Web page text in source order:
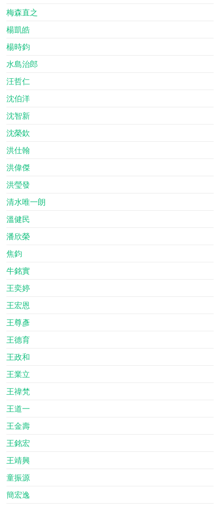
梅森直之
楊凱皓
楊時鈞
水島治郎
汪哲仁
沈伯洋
沈智新
沈榮欽
洪仕翰
洪偉傑
洪瑩發
清水唯一朗
溫健民
潘欣榮
焦鈞
牛銘實
王奕婷
王宏恩
王尊彥
王德育
王政和
王業立
王禕梵
王道一
王金壽
王銘宏
王靖興
童振源
簡宏逸